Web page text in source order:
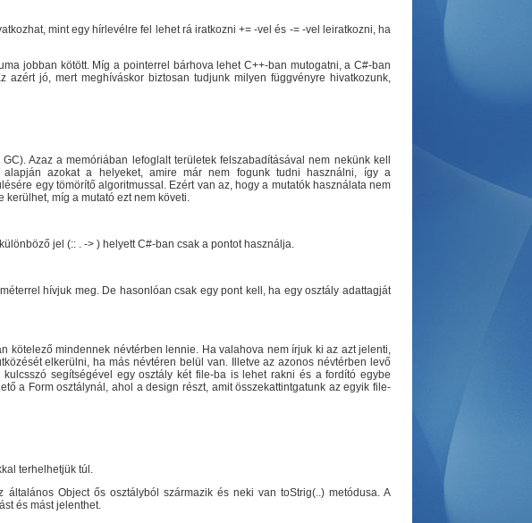
mint egy hírlevélre fel lehet rá iratkozni += -vel és -= -vel leiratkozni, ha
jobban kötött. Míg a pointerrel bárhova lehet C++-ban mutogatni, a C#-ban
jó, mert meghíváskor biztosan tudjunk milyen függvényre hivatkozunk,
Azaz a memóriában lefoglalt területek felszabadításával nem nekünk kell
azokat a helyeket, amire már nem fogunk tudni használni, így a
egy tömörítő algoritmussal. Ezért van az, hogy a mutatók használata nem
kerülhet, míg a mutató ezt nem követi.
jel (:: . -> ) helyett C#-ban csak a pontot használja.
hívjuk meg. De hasonlóan csak egy pont kell, ha egy osztály adattagját
kötelező mindennek névtérben lennie. Ha valahova nem írjuk ki az azt jelenti,
elkerülni, ha más névtéren belül van. Illetve az azonos névtérben levő
kulcsszó segítségével egy osztály két file-ba is lehet rakni és a fordító egybe
a Form osztálynál, ahol a design részt, amit összekattintgatunk az egyik file-
terhelhetjük túl.
Object ős osztályból származik és neki van toStrig(..) metódusa. A
és mást jelenthet.